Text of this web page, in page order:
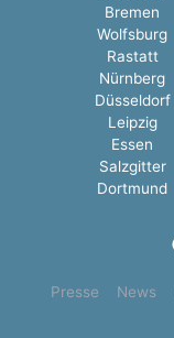
Bremen
Wolfsburg
Rastatt
Nürnberg
Düsseldorf
Leipzig
Essen
Salzgitter
Dortmund
Presse News